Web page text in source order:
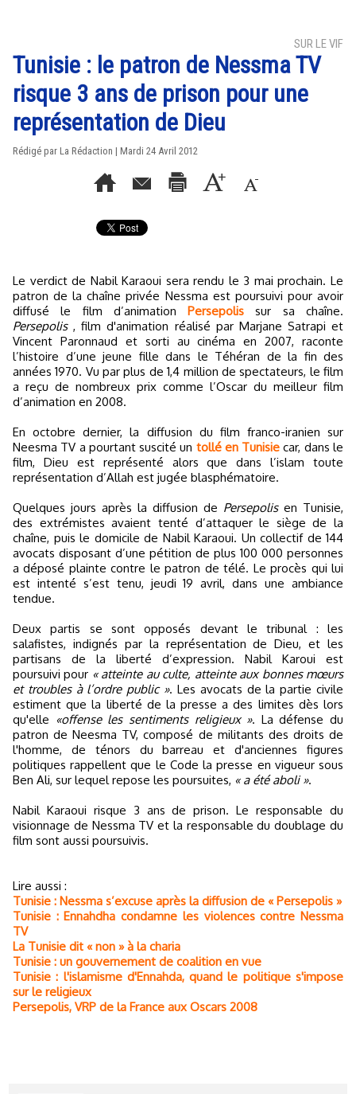
SUR LE VIF
Tunisie : le patron de Nessma TV
risque 3 ans de prison pour une
représentation de Dieu
Rédigé par La Rédaction | Mardi 24 Avril 2012
Le verdict de Nabil Karaoui sera rendu le 3 mai prochain. Le
patron de la chaîne privée Nessma est poursuivi pour avoir
diffusé le film d’animationPersepolis sur sa chaîne.
Persepolis, film d'animation réalisé par Marjane Satrapi et
Vincent Paronnaud et sorti au cinéma en 2007, raconte
l’histoire d’une jeune fille dans le Téhéran de la fin des
années 1970. Vu par plus de 1,4 million de spectateurs, le film
a reçu de nombreux prix comme l’Oscar du meilleur film
d’animation en 2008.
En octobre dernier, la diffusion du film franco-iranien sur
Neesma TV a pourtant suscité un tollé en Tunisie car, dans le
film, Dieu est représenté alors que dans l’islam toute
représentation d’Allah est jugée blasphématoire.
Quelques jours après la diffusion de Persepolisen Tunisie,
des extrémistes avaient tenté d’attaquer le siège de la
chaîne, puis le domicile de Nabil Karaoui. Un collectif de 144
avocats disposant d’une pétition de plus 100 000 personnes
a déposé plainte contre le patron de télé. Le procès qui lui
est intenté s’est tenu, jeudi 19 avril, dans une ambiance
tendue.
Deux partis se sont opposés devant le tribunal : les
salafistes, indignés par la représentation de Dieu, et les
partisans de la liberté d’expression. Nabil Karoui est
poursuivi pour « atteinte au culte, atteinte aux bonnes mœurs
et troubles à l’ordre public ». Les avocats de la partie civile
estiment que la liberté de la presse a des limites dès lors
qu'elle «offense les sentiments religieux ». La défense du
patron de Neesma TV, composé de militants des droits de
l'homme, de ténors du barreau et d'anciennes figures
politiques rappellent que le Code la presse en vigueur sous
Ben Ali, sur lequel repose les poursuites, « a été aboli ».
Nabil Karaoui risque 3 ans de prison. Le responsable du
visionnage de Nessma TV et la responsable du doublage du
film sont aussi poursuivis.
Lire aussi :
Tunisie : Nessma s’excuse après la diffusion de « Persepolis »
Tunisie : Ennahdha condamne les violences contre Nessma
TV
La Tunisie dit « non » à la charia
Tunisie : un gouvernement de coalition en vue
Tunisie : l'islamisme d'Ennahda, quand le politique s'impose
sur le religieux
Persepolis, VRP de la France aux Oscars 2008